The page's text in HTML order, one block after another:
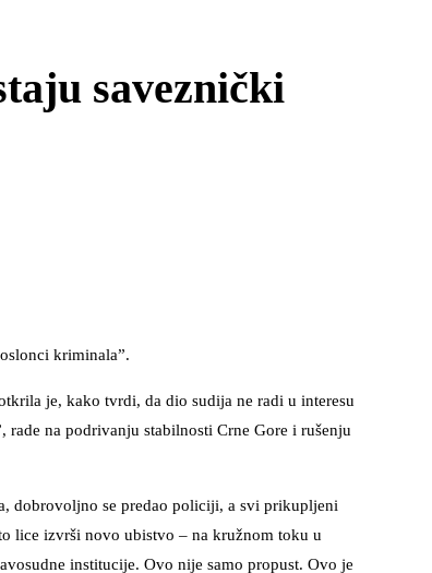
saveznički
kriminala”.
je, kako tvrdi, da dio sudija ne radi u interesu
na podrivanju stabilnosti Crne Gore i rušenju
dobrovoljno se predao policiji, a svi prikupljeni
lice izvrši novo ubistvo – na kružnom toku u
institucije. Ovo nije samo propust. Ovo je